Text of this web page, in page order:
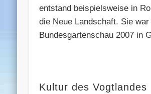
entstand beispielsweise in
die Neue Landschaft. Sie war
Bundesgartenschau 2007 in
Kultur des Vogtlandes